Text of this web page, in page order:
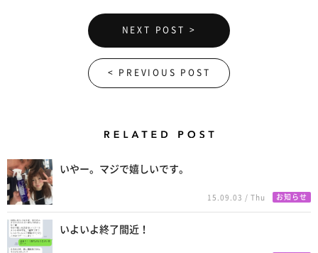
NEXT POST >
< PREVIOUS POST
いやー。マジで嬉しいです。
15.09.03 / Thu お知らせ
いよいよ終了間近！